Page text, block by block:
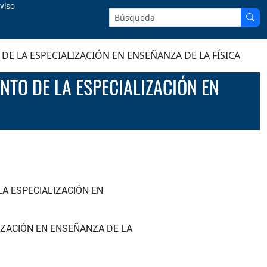
Buscar en el sitio:
LA ESPECIALIZACIÓN EN ENSEÑANZA DE LA FÍSICA
ESPECIALIZACIÓN EN
EN ENSEÑANZA DE LA